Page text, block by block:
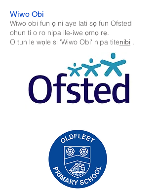
Wiwo Obi
Wiwo obi fun ọ ni aye lati sọ fun Ofsted
ohun ti o ro nipa ile-iwe ọmọ rẹ.
O tun le wọle si 'Wiwo Obi' nipa titenibi .